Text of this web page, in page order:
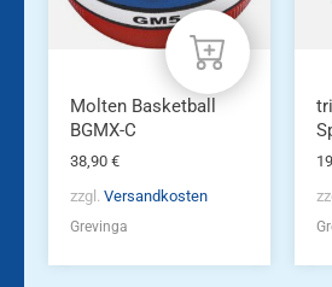
Molten Basketball
BGMX-C
38,90 €
zzgl. Versandkosten
Grevinga